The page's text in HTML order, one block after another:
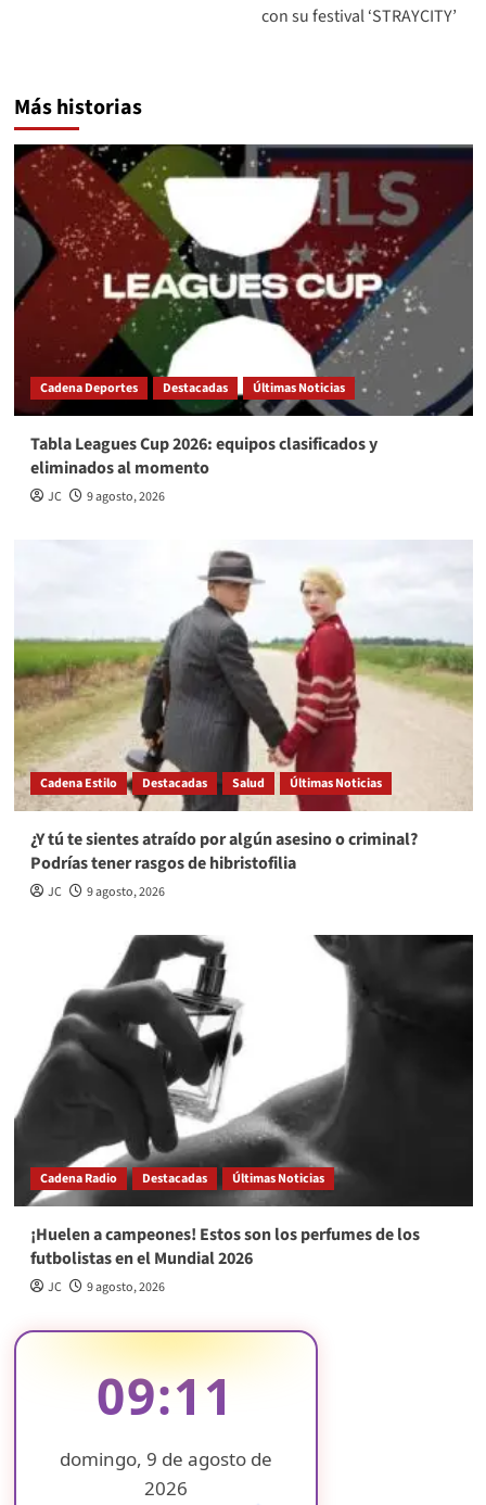
con su festival ‘STRAYCITY’
Más historias
Cadena Deportes Destacadas Últimas Noticias
Tabla Leagues Cup 2026: equipos clasificados y
eliminados al momento
JC 9 agosto, 2026
Cadena Estilo Destacadas Salud Últimas Noticias
¿Y tú te sientes atraído por algún asesino o criminal?
Podrías tener rasgos de hibristofilia
JC 9 agosto, 2026
Cadena Radio Destacadas Últimas Noticias
¡Huelen a campeones! Estos son los perfumes de los
futbolistas en el Mundial 2026
JC 9 agosto, 2026
09:11
domingo, 9 de agosto de
2026